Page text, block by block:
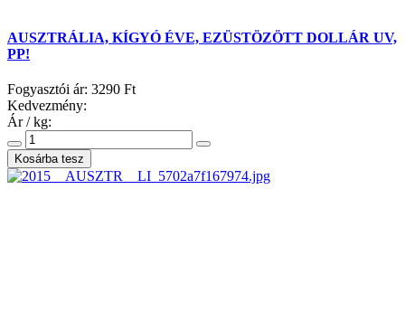
AUSZTRÁLIA, KÍGYÓ ÉVE, EZÜSTÖZÖTT DOLLÁR UV,
PP!
Fogyasztói ár: 3290 Ft
Kedvezmény:
Ár / kg: